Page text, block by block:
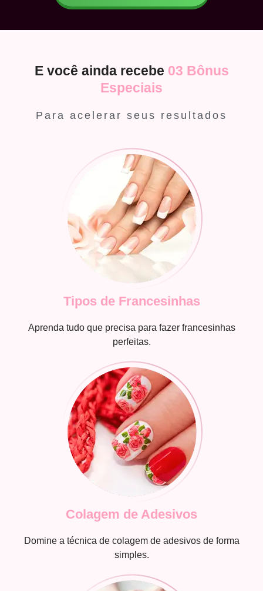
E você ainda recebe 03 Bônus
Especiais
Para acelerar seus resultados
Tipos de Francesinhas
Aprenda tudo que precisa para fazer francesinhas
perfeitas.
Colagem de Adesivos
Domine a técnica de colagem de adesivos de forma
simples.